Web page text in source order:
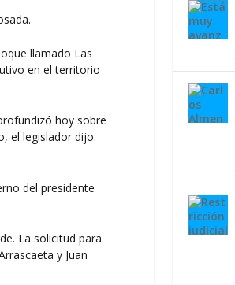
llamado Las
en el territorio
hoy sobre
el legislador dijo:
del presidente
La solicitud para
y Juan